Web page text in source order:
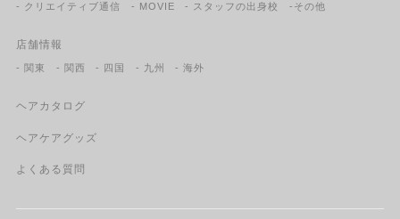
- クリエイティブ通信 - MOVIE - スタッフの出身校 -その他
店舗情報
- 関東 - 関西 - 四国 - 九州 - 海外
ヘアカタログ
ヘアケアグッズ
よくある質問